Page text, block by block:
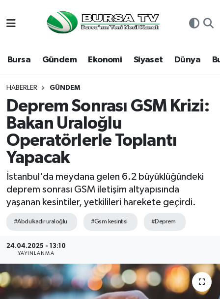
Bursa Gündem Ekonomi Siyaset Dünya
HABERLER GÜNDEM
Deprem Sonrası GSM Krizi:
Bakan Uraloğlu
Operatörlerle Toplantı
Yapacak
İstanbul'da meydana gelen 6.2 büyüklüğündeki
deprem sonrası GSM iletişim altyapısında
yaşanan kesintiler, yetkilileri harekete geçirdi.
#Abdulkadir uraloğlu #Gsm kesintisi #Deprem
24.04.2025 - 13:10
YAYINLANMA
Bursa
Dünya
Eğitim
Ekonomi
Genel
Gündem
Siyaset
Spor
Hava Durumu
Namaz Vakitleri
Trafik Durumu
Süper Lig Puan Durumu ve Fikstür
Tüm Manşetler
Son Dakika Haberleri